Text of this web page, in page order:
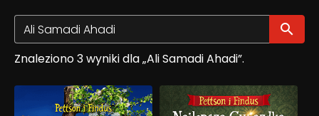
Znaleziono 3 wyniki dla „Ali Samadi Ahadi”.